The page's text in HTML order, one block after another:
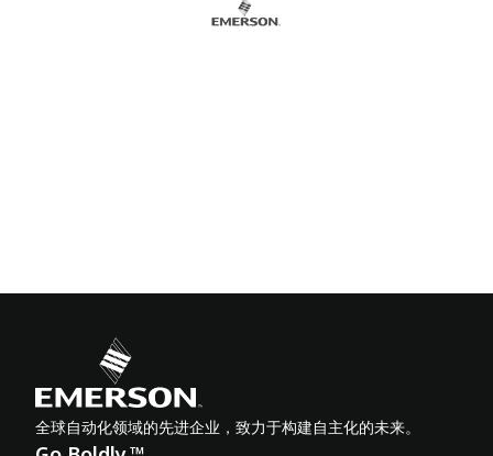
全球自动化领域的先进企业，致力于构建自主化的未来。